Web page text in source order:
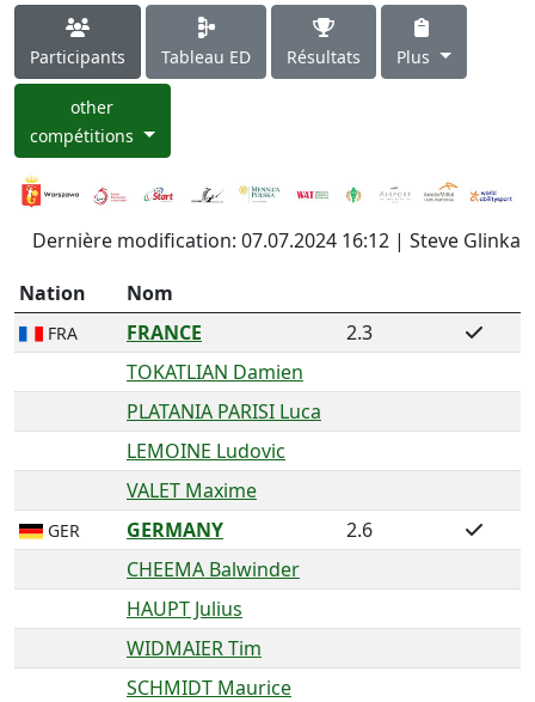
Participants Tableau ED Résultats Plus
other
compétitions
Dernière modification: 07.07.2024 16:12 | Steve Glinka
Nation
Nom
FRA FRANCE
2.3
TOKATLIAN Damien
PLATANIA PARISI Luca
LEMOINE Ludovic
VALET Maxime
GER GERMANY
2.6
CHEEMA Balwinder
HAUPT Julius
WIDMAIER Tim
SCHMIDT Maurice